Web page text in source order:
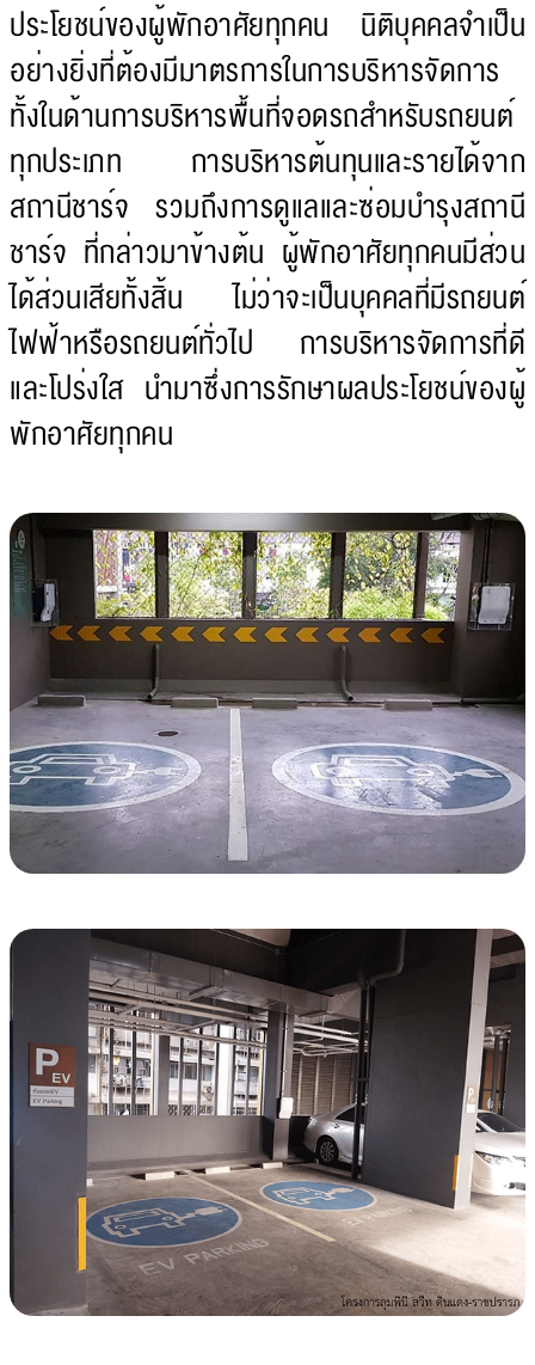
ประโยชน์ของผู้พักอาศัยทุกคน นิติบุคคลจำเป็น
อย่างยิ่งที่ต้องมีมาตรการในการบริหารจัดการ
ทั้งในด้านการบริหารพื้นที่จอดรถสำหรับรถยนต์
ทุกประเภท การบริหารต้นทุนและรายได้จาก
สถานีชาร์จ รวมถึงการดูแลและซ่อมบำรุงสถานี
ชาร์จ ที่กล่าวมาข้างต้น ผู้พักอาศัยทุกคนมีส่วน
ได้ส่วนเสียทั้งสิ้น ไม่ว่าจะเป็นบุคคลที่มีรถยนต์
ไฟฟ้าหรือรถยนต์ทั่วไป การบริหารจัดการที่ดี
และโปร่งใส นำมาซึ่งการรักษาผลประโยชน์ของผู้
พักอาศัยทุกคน